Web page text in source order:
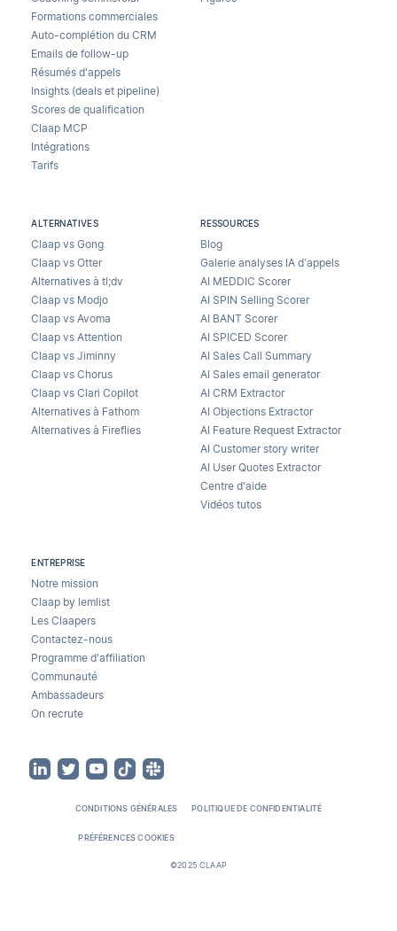
Formations commerciales
Auto-complétion du CRM
Emails de follow-up
Résumés d'appels
Insights (deals et pipeline)
Scores de qualification
Claap MCP
Intégrations
Tarifs
ALTERNATIVES
Claap vs Gong
Claap vs Otter
Alternatives à tl;dv
Claap vs Modjo
Claap vs Avoma
Claap vs Attention
Claap vs Jiminny
Claap vs Chorus
Claap vs Clari Copilot
Alternatives à Fathom
Alternatives à Fireflies
RESSOURCES
Blog
Galerie analyses IA d’appels
AI MEDDIC Scorer
AI SPIN Selling Scorer
AI BANT Scorer
AI SPICED Scorer
AI Sales Call Summary
AI Sales email generator
AI CRM Extractor
AI Objections Extractor
AI Feature Request Extractor
AI Customer story writer
AI User Quotes Extractor
Centre d'aide
Vidéos tutos
ENTREPRISE
Notre mission
Claap by lemlist
Les Claapers
Contactez-nous
Programme d'affiliation
Communauté
Ambassadeurs
On recrute
CONDITIONS GÉNÉRALES POLITIQUE DE CONFIDENTIALITÉ
PRÉFÉRENCES COOKIES
©2025 CLAAP